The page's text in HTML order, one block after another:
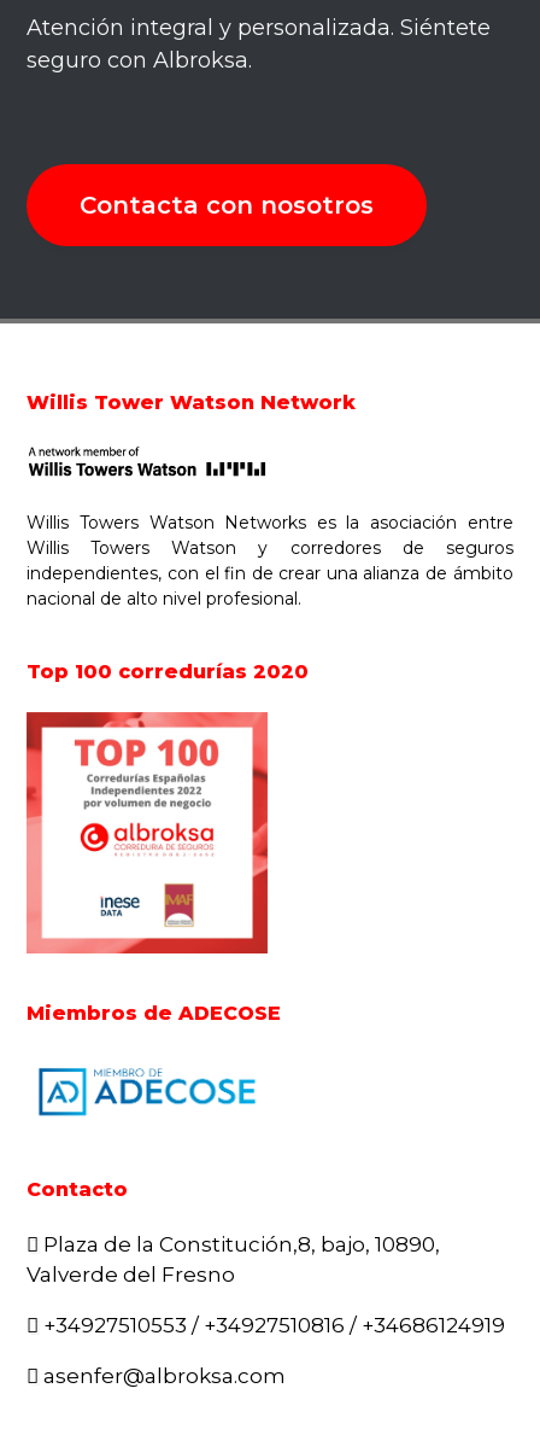
Atención integral y personalizada. Siéntete
seguro con Albroksa.
Contacta con nosotros
Footer
Willis Tower Watson Network
Willis Towers Watson Networks es la asociación entre
Willis Towers Watson y corredores de seguros
independientes, con el fin de crear una alianza de ámbito
nacional de alto nivel profesional.
Top 100 corredurías 2020
Miembros de ADECOSE
Contacto
Plaza de la Constitución,8, bajo, 10890,
Valverde del Fresno
+34927510553 / +34927510816 / +34686124919
asenfer@albroksa.com